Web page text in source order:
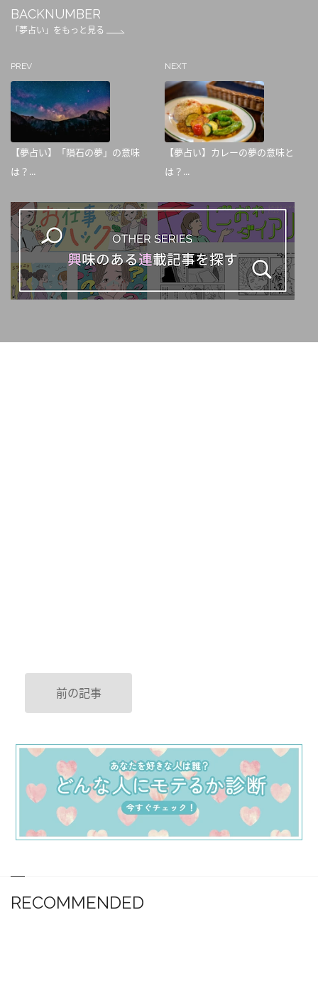
BACKNUMBER
「夢占い」をもっと見る
PREV
【夢占い】「隕石の夢」の意味
は？...
NEXT
【夢占い】カレーの夢の意味と
は？...
前の記事
RECOMMENDED